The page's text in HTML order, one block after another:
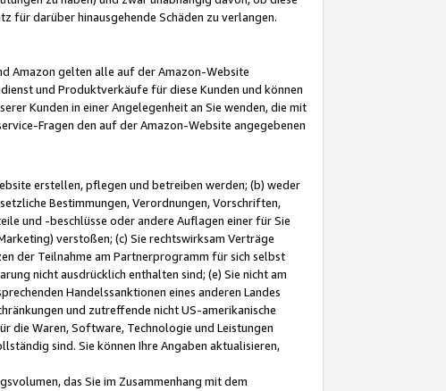
für darüber hinausgehende Schäden zu verlangen.
Amazon gelten alle auf der Amazon-Website
und Produktverkäufe für diese Kunden und können
Kunden in einer Angelegenheit an Sie wenden, die mit
Fragen den auf der Amazon-Website angegebenen
erstellen, pflegen und betreiben werden; (b) weder
Bestimmungen, Verordnungen, Vorschriften,
und -beschlüsse oder andere Auflagen einer für Sie
verstoßen; (c) Sie rechtswirksam Verträge
der Teilnahme am Partnerprogramm für sich selbst
nicht ausdrücklich enthalten sind; (e) Sie nicht am
Handelssanktionen eines anderen Landes
und zutreffende nicht US-amerikanische
die Waren, Software, Technologie und Leistungen
sind. Sie können Ihre Angaben aktualisieren,
das Sie im Zusammenhang mit dem